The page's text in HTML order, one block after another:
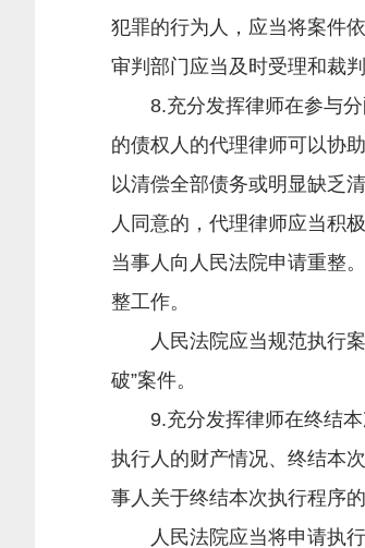
犯罪的行为人，应当将案件
审判部门应当及时受理和裁判
8.充分发挥律师在参与分
的债权人的代理律师可以协
以清偿全部债务或明显缺乏
人同意的，代理律师应当积
当事人向人民法院申请重整
整工作。
人民法院应当规范执行案
破”案件。
9.充分发挥律师在终结本
执行人的财产情况、终结本
事人关于终结本次执行程序
人民法院应当将申请执行